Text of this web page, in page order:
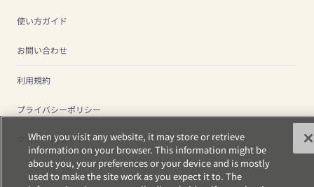
使い方ガイド
お問い合わせ
利用規約
プライバシーポリシー
クッキーについて
When you visit any website, it may store or retrieve
information on your browser. This information might be
about you, your preferences or your device and is mostly
used to make the site work as you expect it to. The